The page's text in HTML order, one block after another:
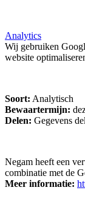
Analytics
Wij gebruiken
website
Soort: Analytisch
Bewaartermijn:
Delen: Gegevens
Negam heeft een
combinatie met de
Meer informatie: